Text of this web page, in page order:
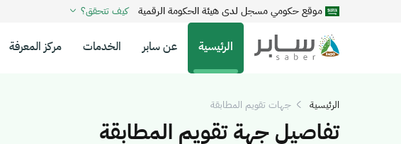
موقع حكومي مسجل لدى هيئة الحكومة الرقمية كيف تتحقق؟
الرئيسية عن سابر الخدمات مركز المعرفة
الرئيسية جهات تقويم المطابقة
تفاصيل جهة تقويم المطابقة